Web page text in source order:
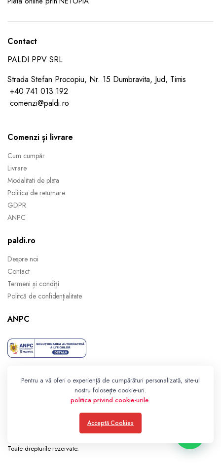
Contact
PALDI PPV SRL
Strada Stefan Procopiu, Nr. 15 Dumbravita, Jud, Timis
+40 741 013 192
comenzi@paldi.ro
Comenzi și livrare
Cum cumpăr
Livrare
Modalitati de plata
Politica de returnare
GDPR
ANPC
paldi.ro
Despre noi
Contact
Termeni și condiții
Politcă de confidențialitate
ANPC
Toate drepturile rezervate.
Pentru a vă oferi o experiență de cumpărături personalizată, site-ul
nostru folosește cookie-uri.
politica privind cookie-urile.
Acceptă Cookies